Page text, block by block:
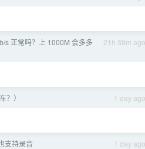
21h 38m ago
s 正常吗？上 1000M 会多多
1 day ago
？）
1 day ago
支持录音